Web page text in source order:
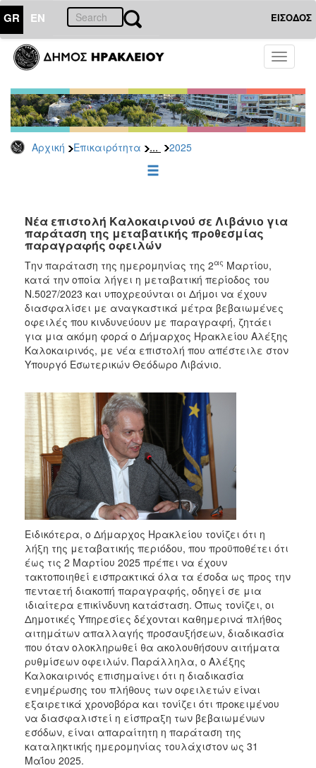
GR EN ΕΙΣΟΔΟΣ
Toggle
Αρχική Επικαιρότητα ... 2025
ΕΠΙΚΑΙΡΟΤΗΤΑ
Τύπου
Αρχείο
2026
2025
2022
2021
2020
2019
2018
2017
2016
2015
2013
2012
2011
2010
2006
ΔΗΜΟΤΗΣ
ΕΠΙΣΚΕΠΤΗΣ
ΗΡΑΚΛΕΙΟ
Νέα επιστολή Καλοκαιρινού σε Λιβάνιο για
παράταση της μεταβατικής προθεσμίας
παραγραφής οφειλών
Την παράταση της ημερομηνίας της 2ας Μαρτίου,
κατά την οποία λήγει η μεταβατική περίοδος του
Ν.5027/2023 και υποχρεούνται οι Δήμοι να έχουν
διασφαλίσει με αναγκαστικά μέτρα βεβαιωμένες
οφειλές που κινδυνεύουν με παραγραφή, ζητάει
για μια ακόμη φορά ο Δήμαρχος Ηρακλείου Αλέξης
Καλοκαιρινός, με νέα επιστολή που απέστειλε στον
Υπουργό Εσωτερικών Θεόδωρο Λιβάνιο.
Ειδικότερα, ο Δήμαρχος Ηρακλείου τονίζει ότι η
λήξη της μεταβατικής περιόδου, που προϋποθέτει ότι
έως τις 2 Μαρτίου 2025 πρέπει να έχουν
τακτοποιηθεί εισπρακτικά όλα τα έσοδα ως προς την
πενταετή διακοπή παραγραφής, οδηγεί σε μια
ιδιαίτερα επικίνδυνη κατάσταση. Όπως τονίζει, οι
Δημοτικές Υπηρεσίες δέχονται καθημερινά πλήθος
αιτημάτων απαλλαγής προσαυξήσεων, διαδικασία
που όταν ολοκληρωθεί θα ακολουθήσουν αιτήματα
ρυθμίσεων οφειλών. Παράλληλα, ο Αλέξης
Καλοκαιρινός επισημαίνει ότι η διαδικασία
ενημέρωσης του πλήθους των οφειλετών είναι
εξαιρετικά χρονοβόρα και τονίζει ότι προκειμένου
να διασφαλιστεί η είσπραξη των βεβαιωμένων
εσόδων, είναι απαραίτητη η παράταση της
καταληκτικής ημερομηνίας τουλάχιστον ως 31
Μαΐου 2025.